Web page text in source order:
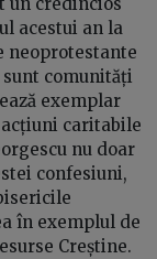
acestui an la
comunități
exemplar
caritabile
nu doar
confesiuni,
în exemplul de
Creștine.